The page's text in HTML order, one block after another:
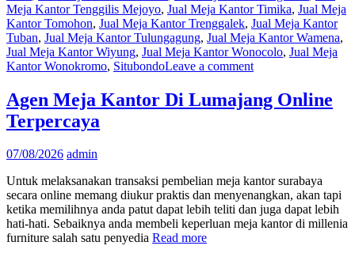
Meja Kantor Tenggilis Mejoyo, Jual Meja Kantor Timika, Jual Meja
Kantor Tomohon, Jual Meja Kantor Trenggalek, Jual Meja Kantor
Tuban, Jual Meja Kantor Tulungagung, Jual Meja Kantor Wamena,
Jual Meja Kantor Wiyung, Jual Meja Kantor Wonocolo, Jual Meja
Kantor Wonokromo, SitubondoLeave a comment
Agen Meja Kantor Di Lumajang Online
Terpercaya
07/08/2026 admin
Untuk melaksanakan transaksi pembelian meja kantor surabaya
secara online memang diukur praktis dan menyenangkan, akan tapi
ketika memilihnya anda patut dapat lebih teliti dan juga dapat lebih
hati-hati. Sebaiknya anda membeli keperluan meja kantor di millenia
furniture salah satu penyedia Read more